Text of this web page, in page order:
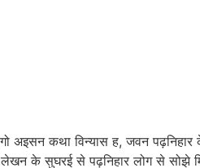
अइसन कथा विन्यास ह, जवन
के सुघरई से पढ़निहार लोग से सोझे